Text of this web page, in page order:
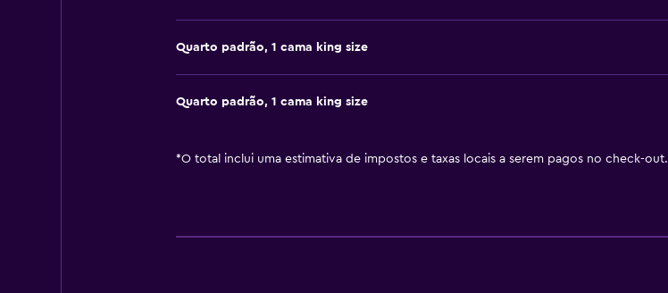
Quarto padrão, 1 cama king size
Quarto padrão, 1 cama king size
*O total inclui uma estimativa de impostos e taxas locais a serem pagos no check-out.